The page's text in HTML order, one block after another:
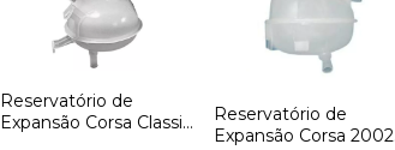
Reservatório de
Expansão Corsa Classic
Reservatório de
Expansão Corsa 2002